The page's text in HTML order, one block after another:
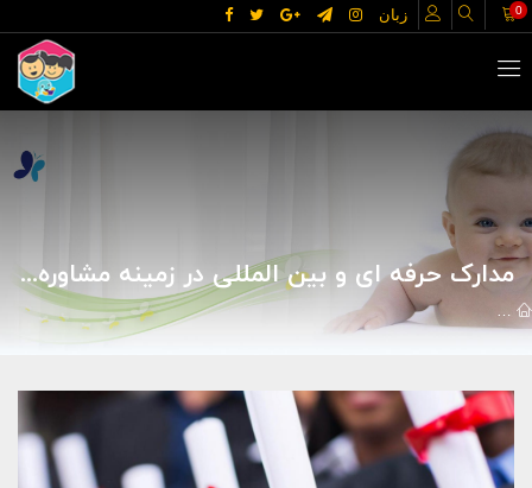
زبان 0
مدارک حرفه ای و بین المللی در زمینه مشاوره مدیریت
خانه و خانواده کودک و نوجوان مدارک حرفه ای و بین